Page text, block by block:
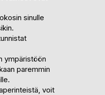
sinulle
ympäristöön
paremmin
voit